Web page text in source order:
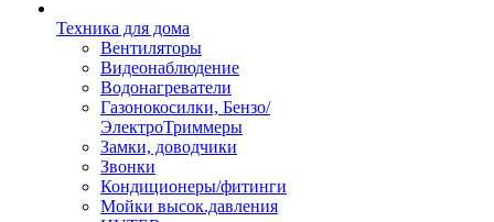
Техника для дома
Вентиляторы
Видеонаблюдение
Водонагреватели
Газонокосилки, Бензо/
ЭлектроТриммеры
Замки, доводчики
Звонки
Кондиционеры/фитинги
Мойки высок.давления